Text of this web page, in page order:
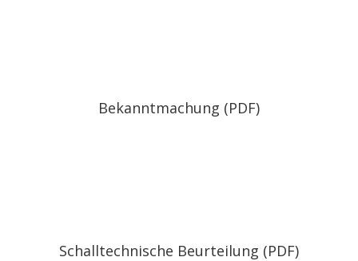
Bekanntmachung (PDF)
Schalltechnische Beurteilung (PDF)